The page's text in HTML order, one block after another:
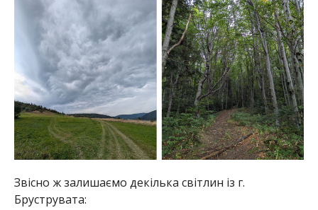
Звісно ж залишаємо декілька світлин із г.
Бруструвата: